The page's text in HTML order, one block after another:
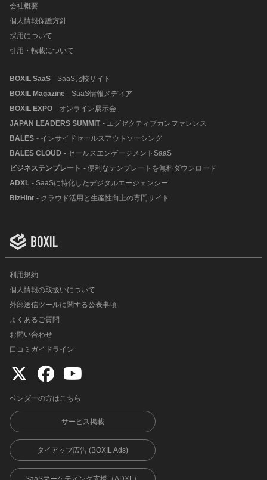
会社概要
個人情報保護方針
採用について
引用・転載について
BOXIL SaaS - SaaS比較サイト
BOXIL Magazine - SaaS情報メディア
BOXIL EXPO - オンライン展示会
JAPAN LEADERS SUMMIT - エグゼクティブカンファレンス
BALES - インサイドセールスアウトソーシング
BALES CLOUD - セールスエンゲージメントSaaS
ビジネステンプレート - 便利なテンプレートを無料ダウンロード
ADXL - SaaSに特化したデジタルエージェンシー
BizHint - クラウド活用と生産性向上の専門サイト
利用規約
個人情報の取扱いについて
外部送信ツールに関する公表事項
よくあるご質問
お問い合わせ
口コミガイドライン
ベンダーの方はこちら
サービス掲載
タイアップ広告 (BOXIL Ads)